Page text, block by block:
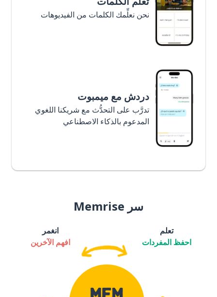
نحن نعلِّمك الكلمات من الفيديوهات
دردش مع ميمبوت
تدرَّب على التحدُّث مع شريكنا اللغوي
المدعوم بالذكاء الاصطناعي
سر Memrise
تعلم
احفظ المفردات
انغمر
افهم الآخرين